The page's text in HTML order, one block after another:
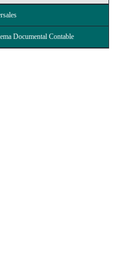
Documental Contable